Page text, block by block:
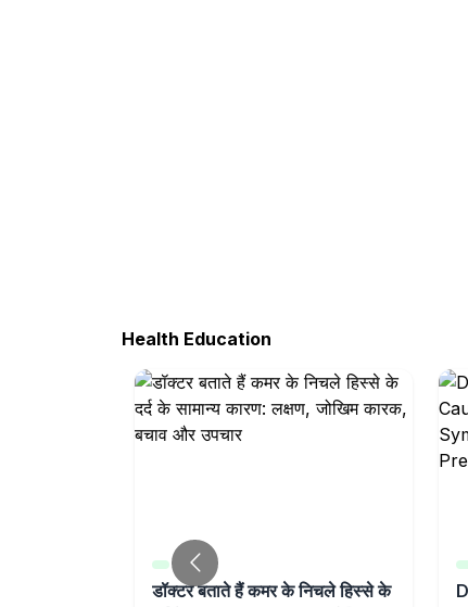
Health Education
डॉक्टर बताते हैं कमर के निचले हिस्से के